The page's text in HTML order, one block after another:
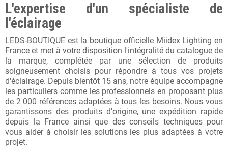
L'expertise d'un spécialiste de
l'éclairage
LEDS-BOUTIQUE est la boutique officielle Miidex Lighting en
France et met à votre disposition l'intégralité du catalogue de
la marque, complétée par une sélection de produits
soigneusement choisis pour répondre à tous vos projets
d'éclairage. Depuis bientôt 15 ans, notre équipe accompagne
les particuliers comme les professionnels en proposant plus
de 2 000 références adaptées à tous les besoins. Nous vous
garantissons des produits d'origine, une expédition rapide
depuis la France ainsi que des conseils techniques pour
vous aider à choisir les solutions les plus adaptées à votre
projet.